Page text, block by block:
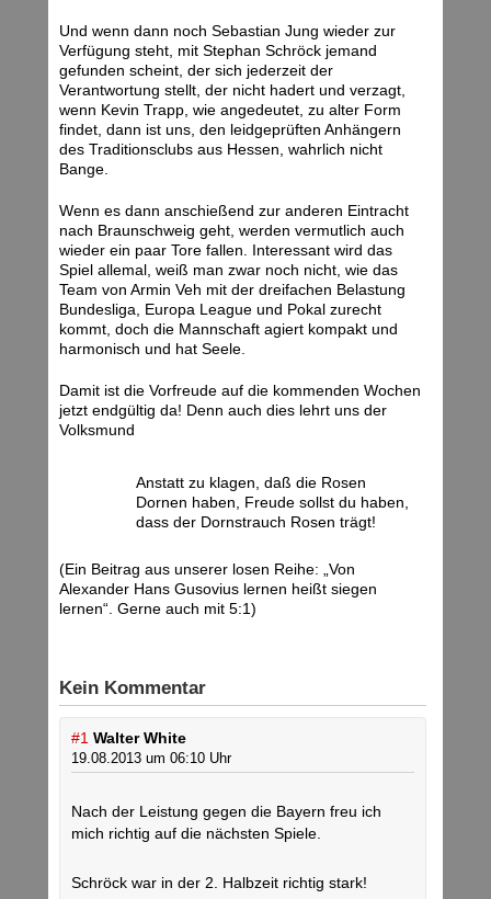
Und wenn dann noch Sebastian Jung wieder zur
Verfügung steht, mit Stephan Schröck jemand
gefunden scheint, der sich jederzeit der
Verantwortung stellt, der nicht hadert und verzagt,
wenn Kevin Trapp, wie angedeutet, zu alter Form
findet, dann ist uns, den leidgeprüften Anhängern
des Traditionsclubs aus Hessen, wahrlich nicht
Bange.
Wenn es dann anschießend zur anderen Eintracht
nach Braunschweig geht, werden vermutlich auch
wieder ein paar Tore fallen. Interessant wird das
Spiel allemal, weiß man zwar noch nicht, wie das
Team von Armin Veh mit der dreifachen Belastung
Bundesliga, Europa League und Pokal zurecht
kommt, doch die Mannschaft agiert kompakt und
harmonisch und hat Seele.
Damit ist die Vorfreude auf die kommenden Wochen
jetzt endgültig da! Denn auch dies lehrt uns der
Volksmund
Anstatt zu klagen, daß die Rosen
Dornen haben, Freude sollst du haben,
dass der Dornstrauch Rosen trägt!
(Ein Beitrag aus unserer losen Reihe: „Von
Alexander Hans Gusovius lernen heißt siegen
lernen“. Gerne auch mit 5:1)
Kein Kommentar
#1 Walter White
19.08.2013 um 06:10 Uhr
Nach der Leistung gegen die Bayern freu ich
mich richtig auf die nächsten Spiele.
Schröck war in der 2. Halbzeit richtig stark!